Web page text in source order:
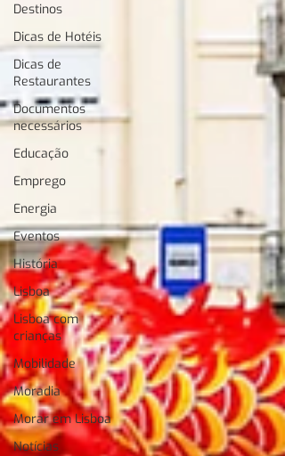
Destinos
Dicas de Hotéis
Dicas de
Restaurantes
Documentos
necessários
Educação
Emprego
Energia
Eventos
História
Lisboa
Lisboa com
crianças
Mobilidade
Moradia
Morar em Lisboa
Notícias